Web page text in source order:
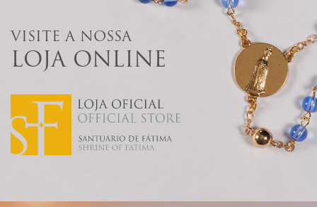
VISITE A NOSSA
LOJA ONLINE